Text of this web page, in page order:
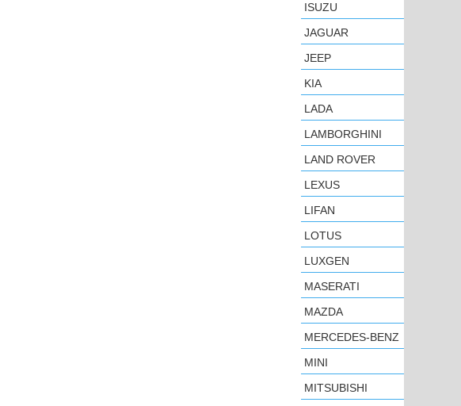
ISUZU
JAGUAR
JEEP
KIA
LADA
LAMBORGHINI
LAND ROVER
LEXUS
LIFAN
LOTUS
LUXGEN
MASERATI
MAZDA
MERCEDES-BENZ
MINI
MITSUBISHI